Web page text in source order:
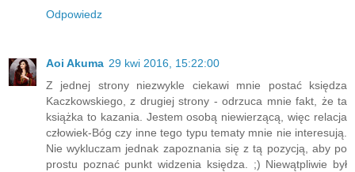
Odpowiedz
Aoi Akuma 29 kwi 2016, 15:22:00
Z jednej strony niezwykle ciekawi mnie postać księdza
Kaczkowskiego, z drugiej strony - odrzuca mnie fakt, że ta
książka to kazania. Jestem osobą niewierzącą, więc relacja
człowiek-Bóg czy inne tego typu tematy mnie nie interesują.
Nie wykluczam jednak zapoznania się z tą pozycją, aby po
prostu poznać punkt widzenia księdza. ;) Niewątpliwie był